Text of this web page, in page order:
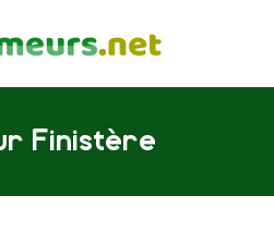
Finistère